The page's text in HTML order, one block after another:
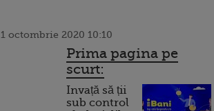
, 1 octombrie 2020 10:10
Prima pagina pe
scurt:
Invață să ții
sub control